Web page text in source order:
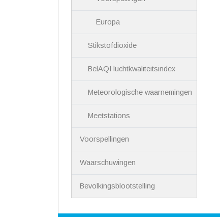
Europa
Stikstofdioxide
BelAQI luchtkwaliteitsindex
Meteorologische waarnemingen
Meetstations
Voorspellingen
Waarschuwingen
Bevolkingsblootstelling